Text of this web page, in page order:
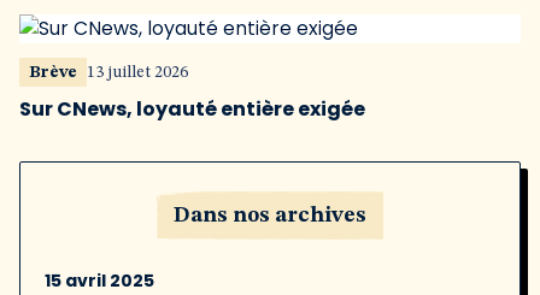
Brève 13 juillet 2026
Sur CNews, loyauté entière exigée
Dans nos archives
15 avril 2025